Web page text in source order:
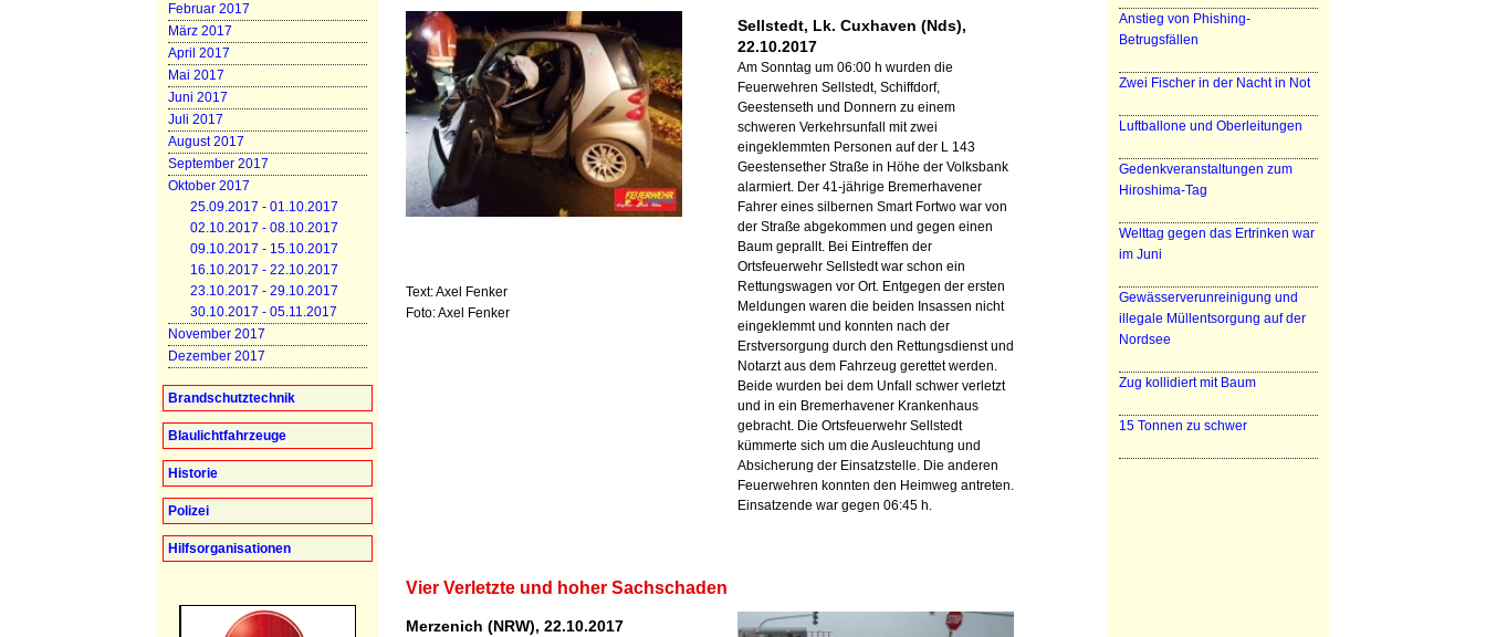
Februar 2017
März 2017
April 2017
Mai 2017
Juni 2017
Juli 2017
August 2017
September 2017
Oktober 2017
25.09.2017 - 01.10.2017
02.10.2017 - 08.10.2017
09.10.2017 - 15.10.2017
16.10.2017 - 22.10.2017
23.10.2017 - 29.10.2017
30.10.2017 - 05.11.2017
November 2017
Dezember 2017
Brandschutztechnik
Blaulichtfahrzeuge
Historie
Polizei
Hilfsorganisationen
Anstieg von Phishing-
Betrugsfällen
Zwei Fischer in der Nacht in Not
Luftballone und Oberleitungen
Gedenkveranstaltungen zum
Hiroshima-Tag
Welttag gegen das Ertrinken war
im Juni
Gewässerverunreinigung und
illegale Müllentsorgung auf der
Nordsee
Zug kollidiert mit Baum
15 Tonnen zu schwer
Text: Axel Fenker
Foto: Axel Fenker
Sellstedt, Lk. Cuxhaven (Nds),
22.10.2017
Am Sonntag um 06:00 h wurden die
Feuerwehren Sellstedt, Schiffdorf,
Geestenseth und Donnern zu einem
schweren Verkehrsunfall mit zwei
eingeklemmten Personen auf der L 143
Geestensether Straße in Höhe der Volksbank
alarmiert. Der 41-jährige Bremerhavener
Fahrer eines silbernen Smart Fortwo war von
der Straße abgekommen und gegen einen
Baum geprallt. Bei Eintreffen der
Ortsfeuerwehr Sellstedt war schon ein
Rettungswagen vor Ort. Entgegen der ersten
Meldungen waren die beiden Insassen nicht
eingeklemmt und konnten nach der
Erstversorgung durch den Rettungsdienst und
Notarzt aus dem Fahrzeug gerettet werden.
Beide wurden bei dem Unfall schwer verletzt
und in ein Bremerhavener Krankenhaus
gebracht. Die Ortsfeuerwehr Sellstedt
kümmerte sich um die Ausleuchtung und
Absicherung der Einsatzstelle. Die anderen
Feuerwehren konnten den Heimweg antreten.
Einsatzende war gegen 06:45 h.
Vier Verletzte und hoher Sachschaden
Merzenich (NRW), 22.10.2017